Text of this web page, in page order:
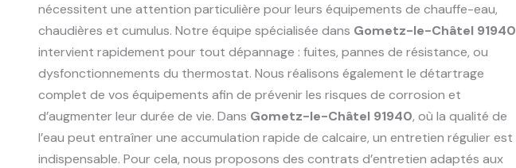
nécessitent une attention particulière pour leurs équipements de chauffe-eau,
chaudières et cumulus. Notre équipe spécialisée dans Gometz-le-Châtel 91940
intervient rapidement pour tout dépannage : fuites, pannes de résistance, ou
dysfonctionnements du thermostat. Nous réalisons également le détartrage
complet de vos équipements afin de prévenir les risques de corrosion et
d’augmenter leur durée de vie. Dans Gometz-le-Châtel 91940, où la qualité de
l’eau peut entraîner une accumulation rapide de calcaire, un entretien régulier est
indispensable. Pour cela, nous proposons des contrats d’entretien adaptés aux